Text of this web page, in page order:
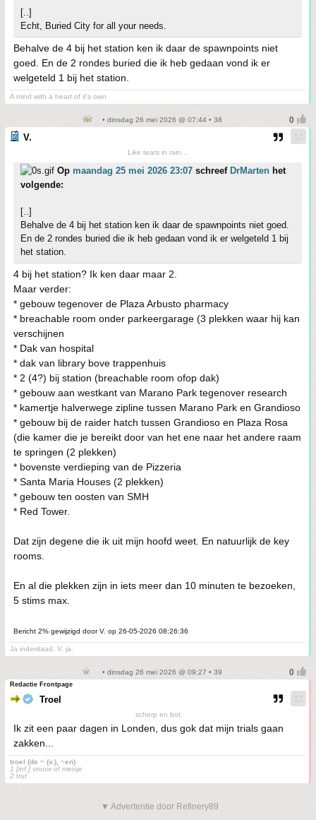
[..]
Echt, Buried City for all your needs.
Behalve de 4 bij het station ken ik daar de spawnpoints niet
goed. En de 2 rondes buried die ik heb gedaan vond ik er
welgeteld 1 bij het station.
A mind with a heart of it's own
• dinsdag 26 mei 2026 @ 07:44 • 38
V.
Like tears in rain...
Op maandag 25 mei 2026 23:07 schreef DrMarten het
volgende:
[..]
Behalve de 4 bij het station ken ik daar de spawnpoints niet goed.
En de 2 rondes buried die ik heb gedaan vond ik er welgeteld 1 bij
het station.
4 bij het station? Ik ken daar maar 2.
Maar verder:
* gebouw tegenover de Plaza Arbusto pharmacy
* breachable room onder parkeergarage (3 plekken waar hij kan
verschijnen
* Dak van hospital
* dak van library bove trappenhuis
* 2 (4?) bij station (breachable room ofop dak)
* gebouw aan westkant van Marano Park tegenover research
* kamertje halverwege zipline tussen Marano Park en Grandioso
* gebouw bij de raider hatch tussen Grandioso en Plaza Rosa
(die kamer die je bereikt door van het ene naar het andere raam
te springen (2 plekken)
* bovenste verdieping van de Pizzeria
* Santa Maria Houses (2 plekken)
* gebouw ten oosten van SMH
* Red Tower.
Dat zijn degene die ik uit mijn hoofd weet. En natuurlijk de key
rooms.
En al die plekken zijn in iets meer dan 10 minuten te bezoeken,
5 stims max.
Bericht 2% gewijzigd door V. op 26-05-2026 08:26:36
Ja inderdaad, V. ja.
• dinsdag 26 mei 2026 @ 09:27 • 39
Redactie Frontpage
Troel
scherp en bot
Ik zit een paar dagen in Londen, dus gok dat mijn trials gaan
zakken...
troel (de ~ (v.), ~en)
1 [inf.] vrouw of meisje
2 trut
▼ Advertentie door Refinery89